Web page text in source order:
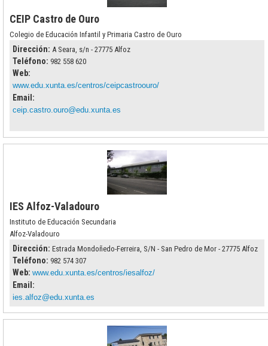
CEIP Castro de Ouro
Colegio de Educación Infantil y Primaria Castro de Ouro
Dirección: A Seara, s/n - 27775 Alfoz
Teléfono: 982 558 620
Web:
www.edu.xunta.es/centros/ceipcastroouro/
Email:
ceip.castro.ouro@edu.xunta.es
IES Alfoz-Valadouro
Instituto de Educación Secundaria
Alfoz-Valadouro
Dirección: Estrada Mondoñedo-Ferreira, S/N - San Pedro de Mor - 27775 Alfoz
Teléfono: 982 574 307
Web: www.edu.xunta.es/centros/iesalfoz/
Email:
ies.alfoz@edu.xunta.es